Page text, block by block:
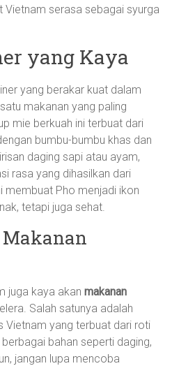
Vietnam serasa sebagai syurga
yang Kaya
yang berakar kuat dalam
makanan yang paling
mie berkuah ini terbuat dari
bumbu-bumbu khas dan
daging sapi atau ayam,
rasa yang dihasilkan dari
membuat Pho menjadi ikon
tetapi juga sehat.
juga kaya akanmakanan
Salah satunya adalah
Vietnam yang terbuat dari roti
bahan seperti daging,
jangan lupa mencoba